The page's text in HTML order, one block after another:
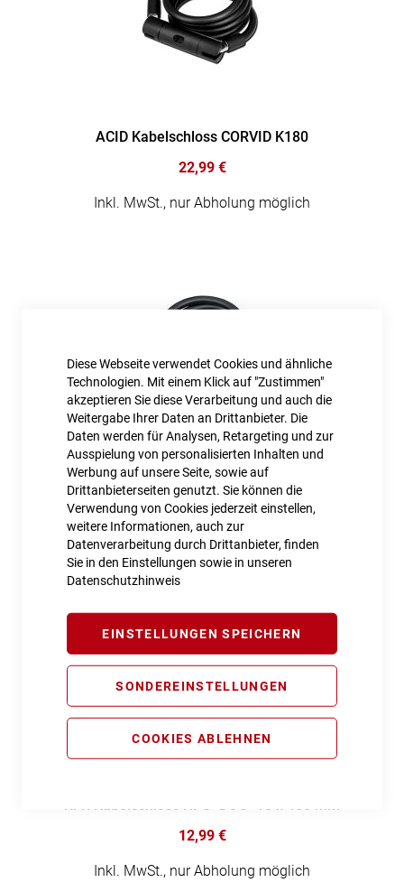
Diese Webseite verwendet Cookies und ähnliche
Technologien. Mit einem Klick auf "Zustimmen"
akzeptieren Sie diese Verarbeitung und auch die
Weitergabe Ihrer Daten an Drittanbieter. Die
Daten werden für Analysen, Retargeting und zur
Ausspielung von personalisierten Inhalten und
Werbung auf unsere Seite, sowie auf
Drittanbieterseiten genutzt. Sie können die
Verwendung von Cookies jederzeit einstellen,
weitere Informationen, auch zur
Datenverarbeitung durch Drittanbieter, finden
Sie in den Einstellungen sowie in unseren
Datenschutzhinweis
EINSTELLUNGEN SPEICHERN
SONDEREINSTELLUNGEN
COOKIES ABLEHNEN
ACID Kabelschloss CORVID K180
22,99 €
Inkl. MwSt., nur Abholung möglich
ACID Zahlenkabelschloss CORVID C180
22,99 €
Inkl. MwSt., nur Abholung möglich
RFR Kabelschloss HPS "DOG" 10 x 450 mm
12,99 €
Inkl. MwSt., nur Abholung möglich